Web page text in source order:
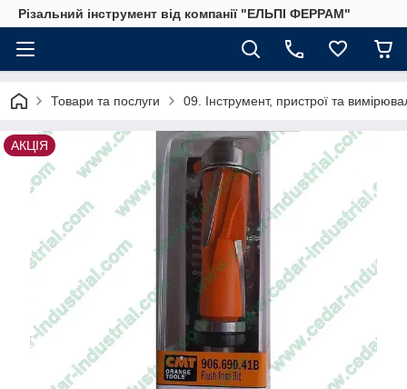
Різальний інструмент від компанії "ЕЛЬПІ ФЕРРАМ"
Товари та послуги 09. Інструмент, пристрої та
АКЦІЯ